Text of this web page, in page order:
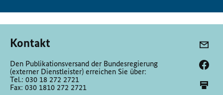
Kontakt
Den Publikationsversand der Bundesregierung
(externer Dienstleister) erreichen Sie über:
Tel.: 030 18 272 2721
Fax: 030 1810 272 2721